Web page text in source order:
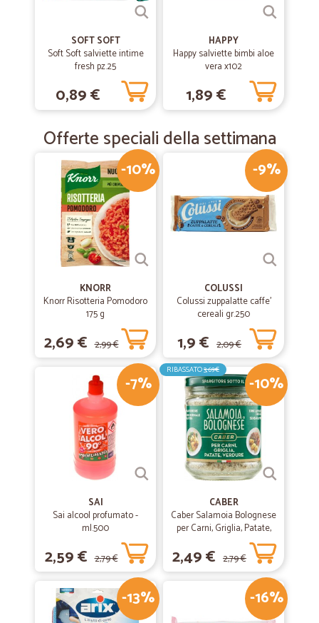
SOFT SOFT
Soft Soft salviette intime
fresh pz.25
0,89 €
HAPPY
Happy salviette bimbi aloe
vera x102
1,89 €
Offerte speciali della settimana
-10%
KNORR
Knorr Risotteria Pomodoro
175 g
2,69 € 2,99 €
-9%
COLUSSI
Colussi zuppalatte caffe'
cereali gr.250
1,9 € 2,09 €
-7%
SAI
Sai alcool profumato -
ml.500
2,59 € 2,79 €
-10%
RIBASSATO3,69€
CABER
Caber Salamoia Bolognese
per Carni, Griglia, Patate,
Verdure 200 gr.
2,49 € 2,79 €
-13% -16%